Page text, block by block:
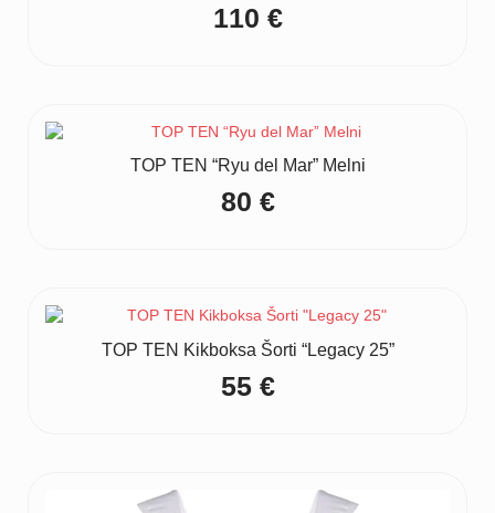
110 €
TOP TEN “Ryu del Mar” Melni
80 €
TOP TEN Kikboksa Šorti “Legacy 25”
55 €